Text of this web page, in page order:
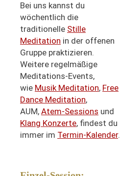
Bei uns kannst du
wöchentlich die
traditionelle Stille
Meditation in der offenen
Gruppe praktizieren.
Weitere regelmäßige
Meditations-Events,
wie Musik Meditation, Free
Dance Meditation,
AUM, Atem-Sessions und
Klang Konzerte, findest du
immer im Termin-Kalender.